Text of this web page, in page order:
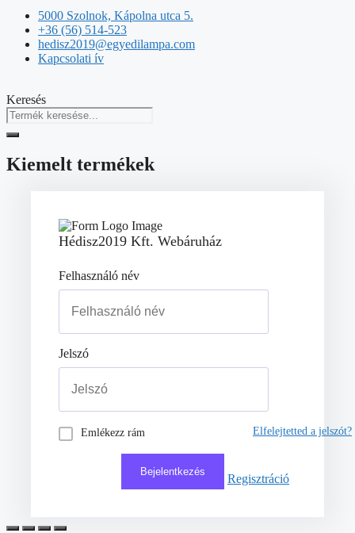
5000 Szolnok, Kápolna utca 5.
+36 (56) 514-523
hedisz2019@egyedilampa.com
Kapcsolati ív
Keresés
Kiemelt termékek
Hédisz2019 Kft. Webáruház
Felhasználó név
Jelszó
Emlékezz rám Elfelejtetted a jelszót?
Regisztráció